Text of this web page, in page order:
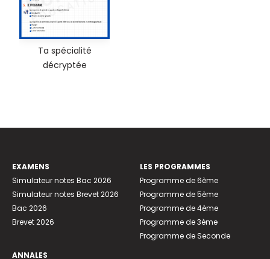
Ta spécialité
décryptée
EXAMENS
Simulateur notes Bac 2026
Simulateur notes Brevet 2026
Bac 2026
Brevet 2026
ANNALES
LES PROGRAMMES
Programme de 6ème
Programme de 5ème
Programme de 4ème
Programme de 3ème
Programme de Seconde